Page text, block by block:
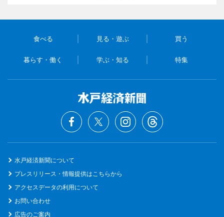
食べる 見る・遊ぶ 買う
暮らす・働く 学ぶ・知る 特集
水戸経済新聞について
プレスリリース・情報提供はこちらから
アクセスデータの利用について
お問い合わせ
広告のご案内